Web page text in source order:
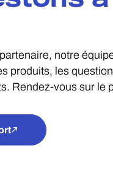
notre
produits, les
Rendez-vous sur le